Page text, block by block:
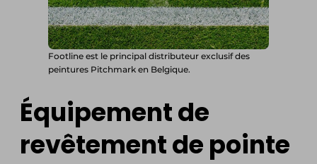
Footline est le principal distributeur exclusif des
peintures Pitchmark en Belgique.
Équipement de
revêtement de pointe